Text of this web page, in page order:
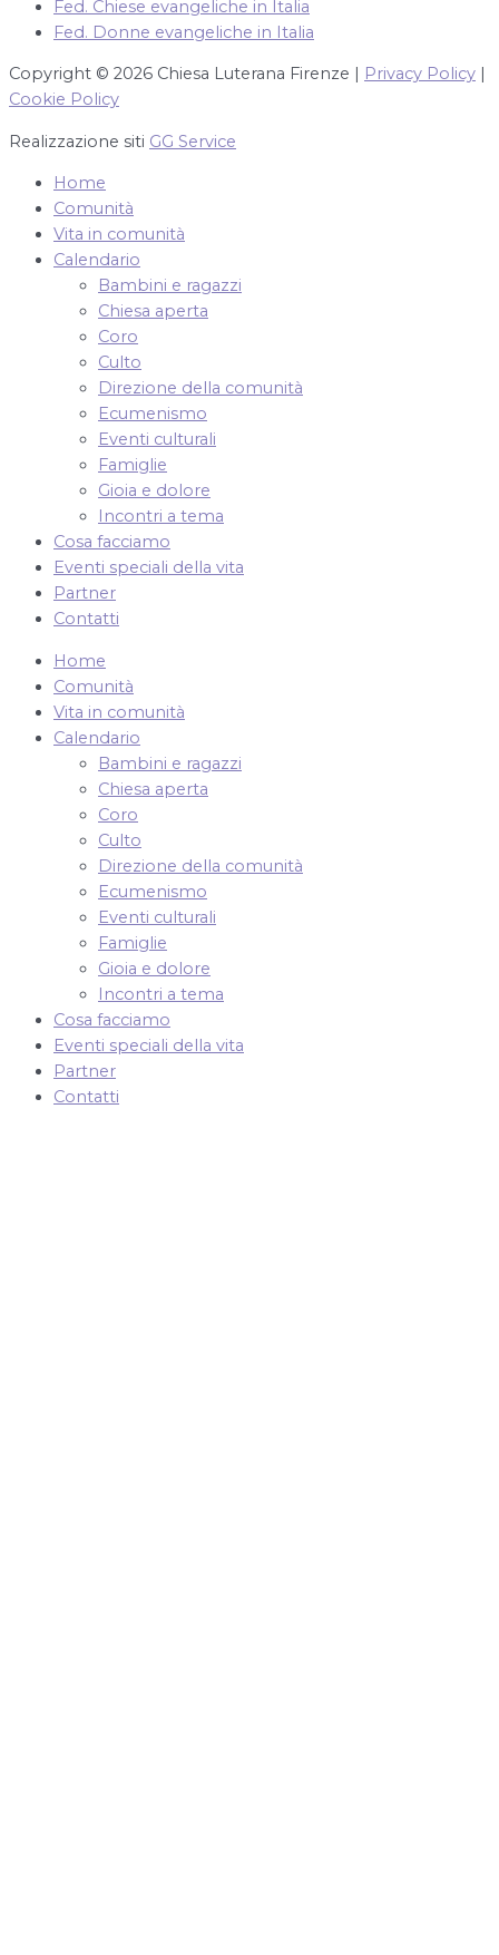
Fed. Chiese evangeliche in Italia
Fed. Donne evangeliche in Italia
Copyright © 2026 Chiesa Luterana Firenze | Privacy Policy |
Cookie Policy
Realizzazione siti GG Service
Home
Comunità
Vita in comunità
Calendario
Bambini e ragazzi
Chiesa aperta
Coro
Culto
Direzione della comunità
Ecumenismo
Eventi culturali
Famiglie
Gioia e dolore
Incontri a tema
Cosa facciamo
Eventi speciali della vita
Partner
Contatti
Home
Comunità
Vita in comunità
Calendario
Bambini e ragazzi
Chiesa aperta
Coro
Culto
Direzione della comunità
Ecumenismo
Eventi culturali
Famiglie
Gioia e dolore
Incontri a tema
Cosa facciamo
Eventi speciali della vita
Partner
Contatti